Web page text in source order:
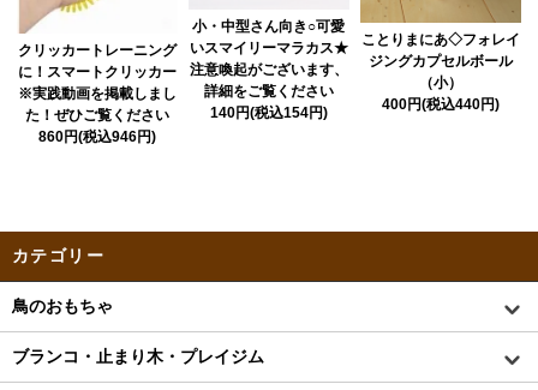
クリッカートレーニング
に！スマートクリッカー
※実践動画を掲載しまし
た！ぜひご覧ください
860円(税込946円)
小・中型さん向き○可愛
いスマイリーマラカス★
注意喚起がございます、
詳細をご覧ください
140円(税込154円)
ことりまにあ◇フォレイ
ジングカプセルボール
（小）
400円(税込440円)
カテゴリー
鳥のおもちゃ
ブランコ・止まり木・プレイジム